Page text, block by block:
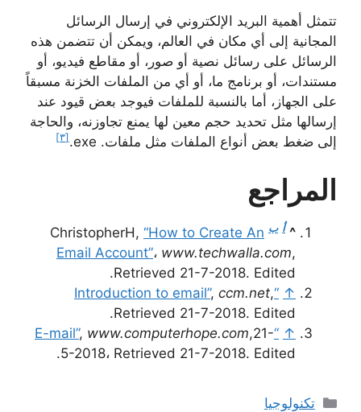
تتمثل أهمية البريد الإلكتروني في إرسال الرسائل
المجانية إلى أي مكان في العالم، ويمكن أن تتضمن هذه
الرسائل على رسائل نصية أو صور، أو مقاطع فيديو، أو
مستندات، أو برنامج ما، أو أي من الملفات الخزنة مسبقاً
على الجهاز، أما بالنسبة للملفات فيوجد بعض قيود عند
إرسالها مثل تحديد حجم معين لها يمنع تجاوزنه، والحاجة
إلى ضغط بعض أنواع الملفات مثل ملفات. exe.
[٣]
المراجع
^ أ ب ChristopherH, “How to Create An
Email Account”، www.techwalla.com,
Retrieved 21-7-2018. Edited.
↑
“Introduction to email”
, ccm.net,
Retrieved 21-7-2018. Edited.
↑
“E-mail”
, www.computerhope.com,21-
5-2018، Retrieved 21-7-2018. Edited.
التصنيفات
تكنولوجيا